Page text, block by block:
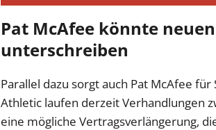
Pat McAfee könnte
unterschreiben
Parallel dazu sorgt auch Pat McAfee
Athletic laufen derzeit Verhandlungen
eine mögliche Vertragsverlängerung,